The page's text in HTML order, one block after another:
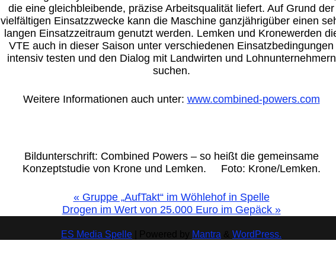
die eine gleichbleibende, präzise Arbeitsqualität liefert. Auf Grund der
vielfältigen Einsatzzwecke kann die Maschine ganzjährigüber einen
langen Einsatzzeitraum genutzt werden. Lemken und Kronewerden
VTE auch in dieser Saison unter verschiedenen Einsatzbedingungen
intensiv testen und den Dialog mit Landwirten und Lohnunternehmern
suchen.
WeitereInformationen auch unter: www.combined-powers.com
Bildunterschrift: Combined Powers – so heißtdie gemeinsame
Konzeptstudie von Krone und Lemken. Foto: Krone/Lemken.
«Gruppe „AufTakt“ im Wöhlehof in Spelle
Drogen im Wert von 25.000 Euro im Gepäck »
ES Media Spelle
Mantra WordPress.